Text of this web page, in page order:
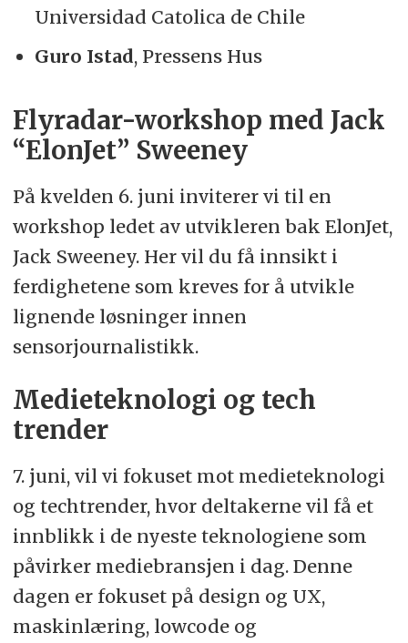
Universidad Catolica de Chile
Guro Istad, Pressens Hus
Flyradar-workshop med Jack
“ElonJet” Sweeney
På kvelden 6. juni inviterer vi til en
workshop ledet av utvikleren bak ElonJet,
Jack Sweeney. Her vil du få innsikt i
ferdighetene som kreves for å utvikle
lignende løsninger innen
sensorjournalistikk.
Medieteknologi og tech
trender
7. juni, vil vi fokuset mot medieteknologi
og techtrender, hvor deltakerne vil få et
innblikk i de nyeste teknologiene som
påvirker mediebransjen i dag. Denne
dagen er fokuset på design og UX,
maskinlæring, lowcode og